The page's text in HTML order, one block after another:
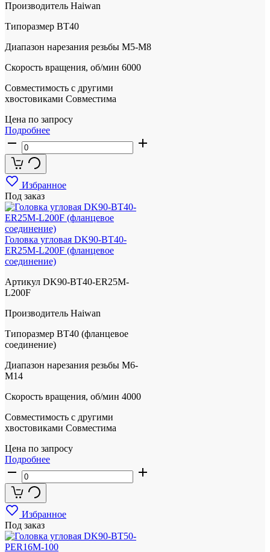
Производитель Haiwan
Типоразмер BT40
Диапазон нарезания резьбы М5-M8
Скорость вращения, об/мин 6000
Совместимость с другими
хвостовиками Совместима
Цена по запросу
Подробнее
Избранное
Под заказ
Головка угловая DK90-BT40-
ER25M-L200F (фланцевое
соединение)
Артикул DK90-BT40-ER25M-
L200F
Производитель Haiwan
Типоразмер BT40 (фланцевое
соединение)
Диапазон нарезания резьбы М6-
М14
Скорость вращения, об/мин 4000
Совместимость с другими
хвостовиками Совместима
Цена по запросу
Подробнее
Избранное
Под заказ